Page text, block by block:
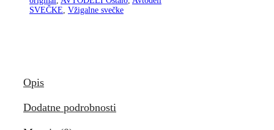
SVEČKE Vžigalne svečke
Opis
Dodatne podrobnosti